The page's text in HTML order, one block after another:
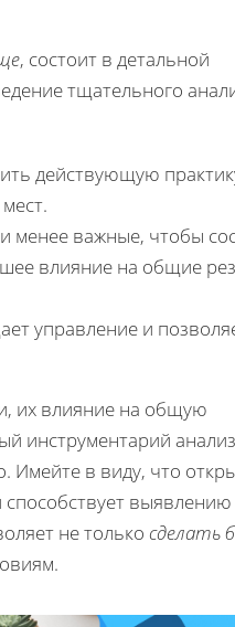
, состоит в детальной
тщательного
действующую
менее важные, чтобы
влияние на общие
управление и
их влияние на общую
инструментарий
Имейте в виду, что
выявлению
не только сделать